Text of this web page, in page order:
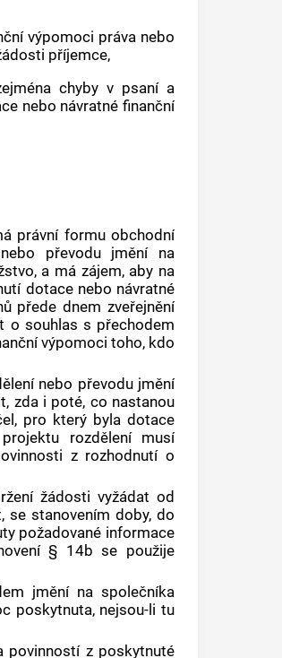
výpomoci práva nebo
příjemce,
chyby v psaní a
nebo návratné finanční
právní formu obchodní
převodu jmění na
a má zájem, aby na
dotace nebo návratné
přede dnem zveřejnění
o souhlas s přechodem
výpomoci toho, kdo
nebo převodu jmění
zda i poté, co nastanou
pro který byla dotace
rozdělení musí
z rozhodnutí o
žádosti vyžádat od
se stanovením doby, do
požadované informace
§ 14b se použije
jmění na společníka
poskytnuta, nejsou-li tu
povinností z poskytnuté